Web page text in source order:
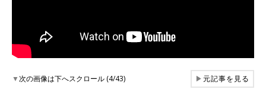
▼次の画像は下へスクロール (4/43) ▶元記事を見る